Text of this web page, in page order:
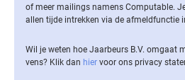
of meer mailings namens Computable.
allen tijde intrekken via de af­meld­func­tie
Wil je weten hoe Jaarbeurs B.V. omgaat
vens? Klik dan hier voor ons privacy